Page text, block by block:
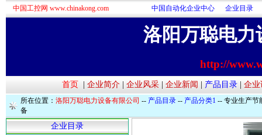
中国工控网 www.chinakong.com 中国自动化企业中心 企业目录
洛阳万聪电力
http://
首页 企业简介| 企业风采| 企业新闻 产品目录| 企业
所在位置： 洛阳万聪电力设备有限公司 -- 产品目录 -- 产品分类1 -- 专业生产节
备
企业目录